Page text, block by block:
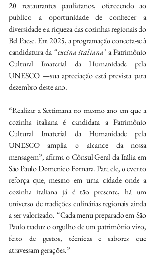
20 restaurantes paulistanos, oferecendo ao
público a oportunidade de conhecer a
diversidade e a riqueza das cozinhas regionais do
Bel Paese. Em 2025, a programação conecta-se à
candidatura da “cucina italiana” a Patrimônio
Cultural Imaterial da Humanidade pela
UNESCO —sua apreciação está prevista para
dezembro deste ano.
“Realizar a Settimana no mesmo ano em que a
cozinha italiana é candidata a Patrimônio
Cultural Imaterial da Humanidade pela
UNESCO amplia o alcance da nossa
mensagem”, afirma o Cônsul Geral da Itália em
São Paulo Domenico Fornara. Para ele, o evento
reforça que, mesmo em uma cidade onde a
cozinha italiana já é tão presente, há um
universo de tradições culinárias regionais ainda
a ser valorizado. “Cada menu preparado em São
Paulo traduz o orgulho de um patrimônio vivo,
feito de gestos, técnicas e sabores que
atravessam gerações.”